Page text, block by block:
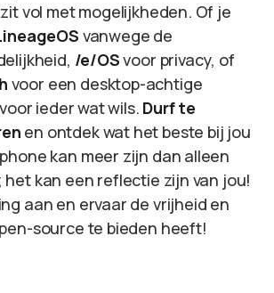
vol met mogelijkheden. Of je
vanwege de
/e/OSvoor privacy, of
voor een desktop-achtige
ieder wat wils. Durf te
en ontdek wat het beste bij jou
kan meer zijn dan alleen
kan een reflectie zijn van jou!
aan en ervaar de vrijheid en
source te bieden heeft!